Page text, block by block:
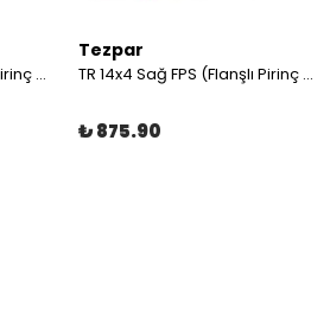
TR 18x4 Sağ FPS (Flanşlı Pirinç Somun)
Tezpar
TR 14x4 Sağ FPS (Flanşlı Pirinç Somun)
₺ 875.90